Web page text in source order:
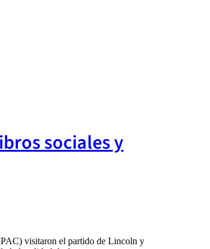
sociales y
visitaron el partido de Lincoln y